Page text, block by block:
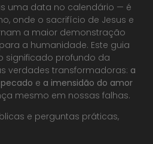
uma data no calendário — é
onde o sacrifício de Jesus e
a maior demonstração
a humanidade. Este guia
significado profundo da
verdades transformadoras: a
e a imensidão do amor
mesmo em nossas falhas.
e perguntas práticas,